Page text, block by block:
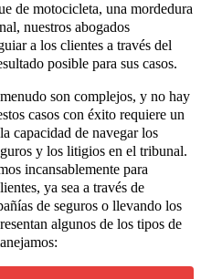
de motocicleta, una mordedura
nuestros abogados
a los clientes a través del
posible para sus casos.
son complejos, y no hay
casos con éxito requiere un
capacidad de navegar los
y los litigios en el tribunal.
incansablemente para
ya sea a través de
de seguros o llevando los
algunos de los tipos de